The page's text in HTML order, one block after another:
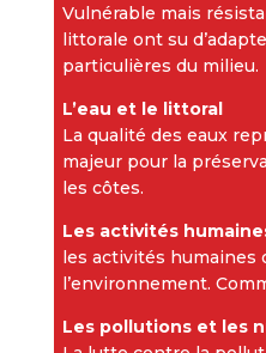
Vulnérable mais
littorale ont su
particulières du milieu.
L’eau et le littoral
La qualité des eaux
majeur pour la
les côtes.
Les activités
les activités humaines
l’environnement.
Les pollutions et les